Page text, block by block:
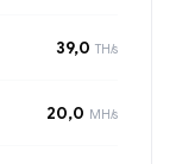
39,0 TH/s
20,0 MH/s